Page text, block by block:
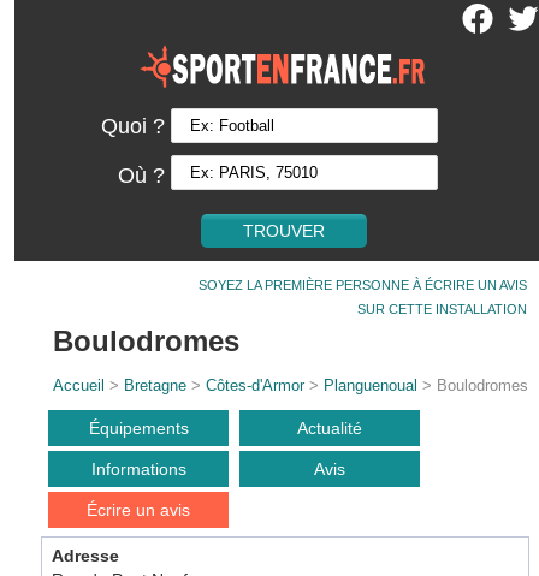
Quoi ?
Où ?
SOYEZ LA PREMIÈRE PERSONNE À ÉCRIRE UN AVIS
SUR CETTE INSTALLATION
Boulodromes
Accueil > Bretagne >Côtes-d'Armor> Planguenoual > Boulodromes
Équipements Actualité
Informations Avis
Écrire un avis
Adresse